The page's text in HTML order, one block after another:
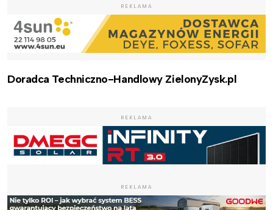
REKLAMA
Doradca Techniczno-Handlowy ZielonyZysk.pl
REKLAMA
REKLAMA